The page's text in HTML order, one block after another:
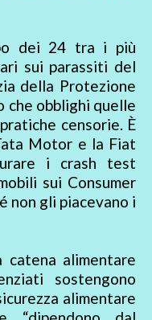
dei 24 tra i più
sui parassiti del
della Protezione
che obblighi quelle
censorie. È
Motor e la Fiat
i crash test
sui Consumer
non gli piacevano i
alimentare
sostengono
alimentare